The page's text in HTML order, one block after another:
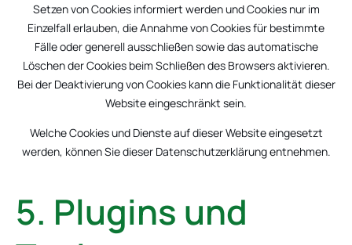
Setzen von Cookies informiert werden und Cookies nur im
Einzelfall erlauben, die Annahme von Cookies für bestimmte
Fälle oder generell ausschließen sowie das automatische
Löschen der Cookies beim Schließen des Browsers aktivieren.
Bei der Deaktivierung von Cookies kann die Funktionalität dieser
Website eingeschränkt sein.
Welche Cookies und Dienste auf dieser Website eingesetzt
werden, können Sie dieser Datenschutzerklärung entnehmen.
5. Plugins und